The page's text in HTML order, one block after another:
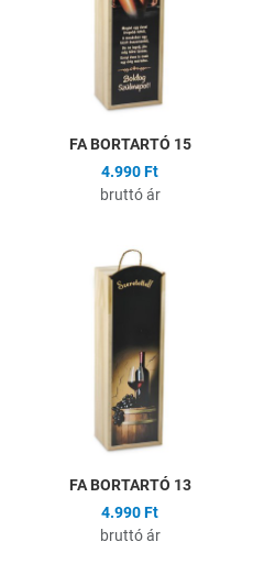
FA BORTARTÓ 15
4.990 Ft
bruttó ár
Hozzáadás a kívánságlistához
Összehasonlítás
FA BORTARTÓ 13
4.990 Ft
bruttó ár